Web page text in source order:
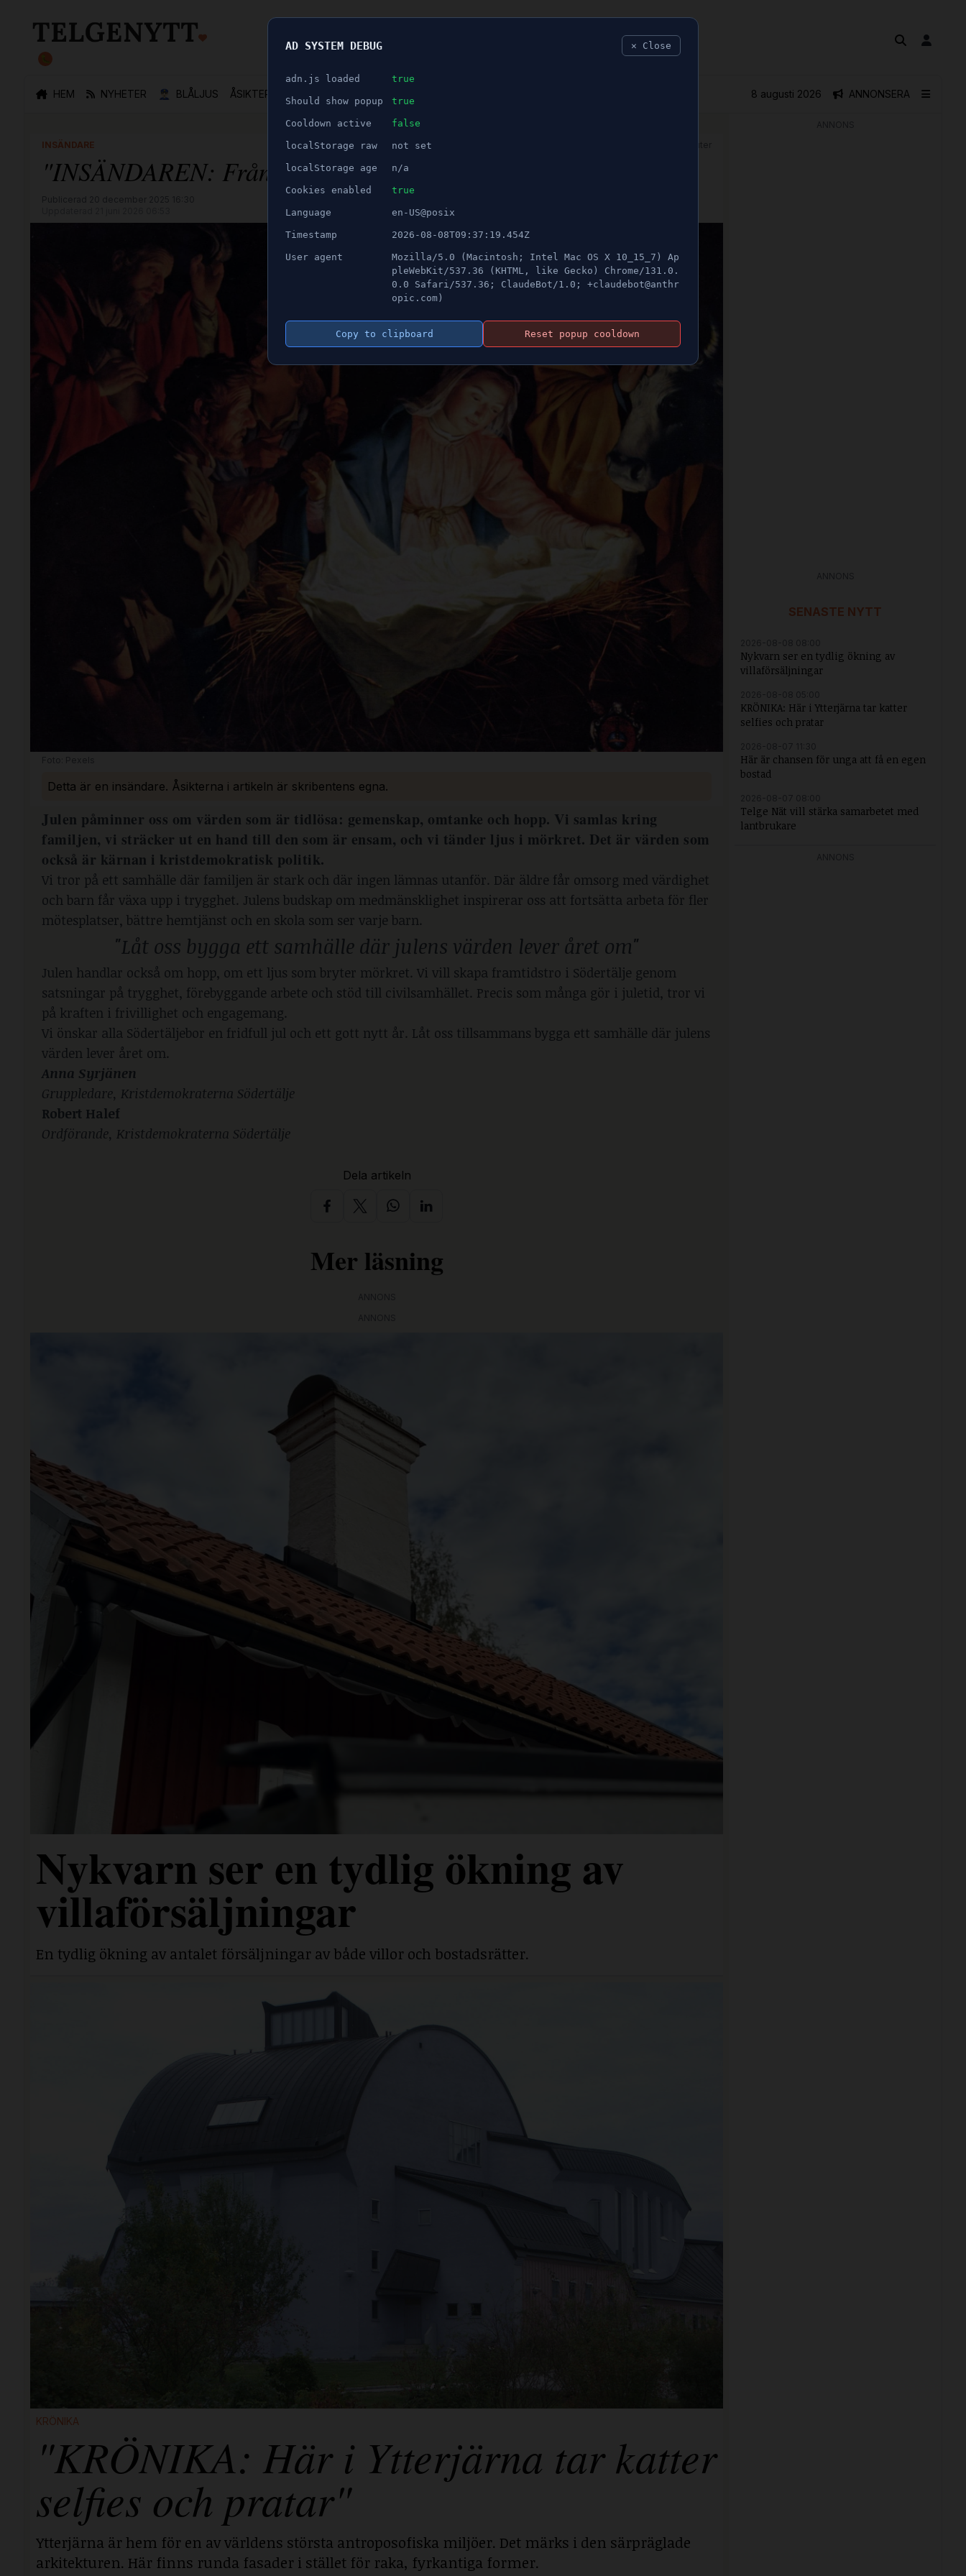
HEM NYHETER 👮🏻‍♂️ BLÅLJUS ÅSIKTER SPORT NÖJE ANNONSERA
8 augusti 2026
ANNONS
INSÄNDARE
"INSÄNDAREN: Från julens ljus till trygghet i Södertälje"
Detta är en insändare. Åsikterna i artikeln är skribentens egna.
Julen påminner oss om värden som är tidlösa: gemenskap, omtanke och hopp. Vi samlas kring
familjen, vi sträcker ut en hand till den som är ensam, och vi tänder ljus i mörkret. Det är värden som
också är kärnan i kristdemokratisk politik.
Vi tror på ett samhälle där familjen är stark och där ingen lämnas utanför. Där äldre får omsorg med värdighet
och barn får växa upp i trygghet. Julens budskap om medmänsklighet inspirerar oss att fortsätta arbeta för fler
mötesplatser, bättre hemtjänst och en skola som ser varje barn.
"Låt oss bygga ett samhälle där julens värden lever året om"
Julen handlar också om hopp, om ett ljus som bryter mörkret. Vi vill skapa framtidstro i Södertälje genom
satsningar på trygghet, förebyggande arbete och stöd till civilsamhället. Precis som många gör i juletid, tror vi
på kraften i frivillighet och engagemang.
Vi önskar alla Södertäljebor en fridfull jul och ett gott nytt år. Låt oss tillsammans bygga ett samhälle där julens
värden lever året om.
Anna Syrjänen
Gruppledare, Kristdemokraterna Södertälje
Robert Halef
Ordförande, Kristdemokraterna Södertälje
Dela artikeln
Mer läsning
Nykvarn ser en tydlig ökning av
villaförsäljningar
En tydlig ökning av antalet försäljningar av både villor och bostadsrätter.
KRÖNIKA
"KRÖNIKA: Här i Ytterjärna tar katter
selfies och pratar"
Ytterjärna är hem för en av världens största antroposofiska miljöer. Det märks i den särpräglade
arkitekturen. Här finns runda fasader i stället för raka, fyrkantiga former.
SENASTE NYTT
Nykvarn ser en tydlig ökning av
villaförsäljningar
KRÖNIKA: Här i Ytterjärna tar katter
selfies och pratar
Här är chansen för unga att få en egen
bostad
Telge Nät vill stärka samarbetet med
lantbrukare
AD SYSTEM DEBUG ✕ Close
adn.js loaded true
Should show popup true
Cooldown active false
localStorage raw not set
localStorage age n/a
Cookies enabled true
Language en-US@posix
Timestamp 2026-08-08T09:37:19.454Z
User agent
Mozilla/5.0 (Macintosh; Intel Mac OS X 10_15_7) Ap
pleWebKit/537.36 (KHTML, like Gecko) Chrome/131.0.
0.0 Safari/537.36; ClaudeBot/1.0; +claudebot@anthr
opic.com)
Copy to clipboard Reset popup cooldown